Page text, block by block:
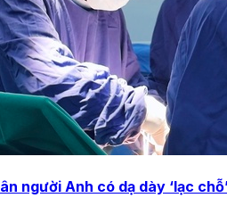
người Anh có dạ dày ‘lạc